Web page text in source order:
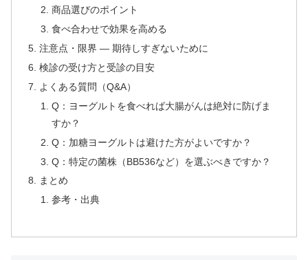
商品選びのポイント
食べ合わせで効果を高める
注意点・限界 — 期待しすぎないために
検診の受け方と受診の目安
よくある質問（Q&A）
Q：ヨーグルトを食べれば大腸がんは絶対に防げま
すか？
Q：加糖ヨーグルトは避けた方がよいですか？
Q：特定の菌株（BB536など）を選ぶべきですか？
まとめ
参考・出典